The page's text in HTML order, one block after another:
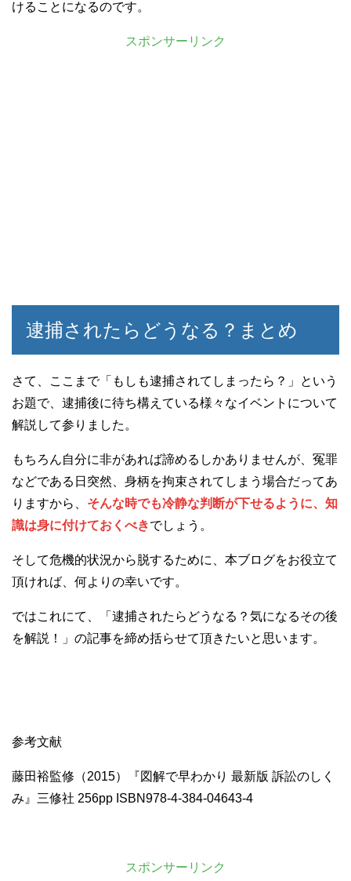
けることになるのです。
スポンサーリンク
逮捕されたらどうなる？まとめ
さて、ここまで「もしも逮捕されてしまったら？」という
お題で、逮捕後に待ち構えている様々なイベントについて
解説して参りました。
もちろん自分に非があれば諦めるしかありませんが、冤罪
などである日突然、身柄を拘束されてしまう場合だってあ
りますから、 そんな時でも冷静な判断が下せるように、知
識は身に付けておくべきでしょう。
そして危機的状況から脱するために、本ブログをお役立て
頂ければ、何よりの幸いです。
ではこれにて、「逮捕されたらどうなる？気になるその後
を解説！」の記事を締め括らせて頂きたいと思います。
参考文献
藤田裕監修（2015）『図解で早わかり 最新版 訴訟のしく
み』三修社 256pp ISBN978-4-384-04643-4
スポンサーリンク